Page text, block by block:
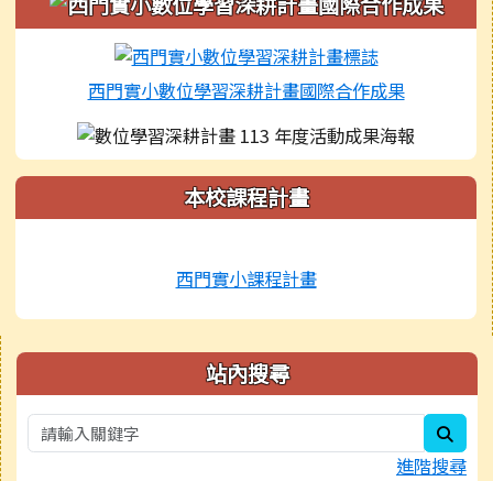
西門實小數位學習深耕計畫國際合作成果
本校課程計畫
西門實小課程計畫
右邊區域內容 站內搜尋
進階搜尋